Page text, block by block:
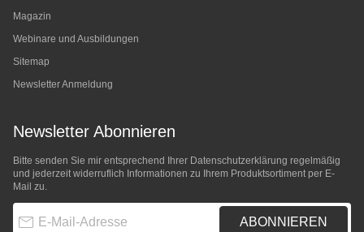
Magazin
Webinare und Ausbildungen
Sitemap
Newsletter Anmeldung
Newsletter Abonnieren
Bitte senden Sie mir entsprechend Ihrer Datenschutzerklärung regelmäßig
und jederzeit widerruflich Informationen zu Ihrem Produktsortiment per E-
Mail zu.
ABONNIEREN